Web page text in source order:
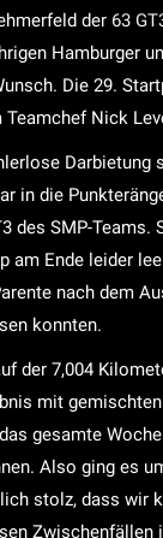
der 63
Hamburger
Die 29.
Nick
Darbietung
in die
des SMP-
am Ende leider
nach dem
konnten.
der 7,004
mit
gesamte
Also ging es
stolz, dass wir